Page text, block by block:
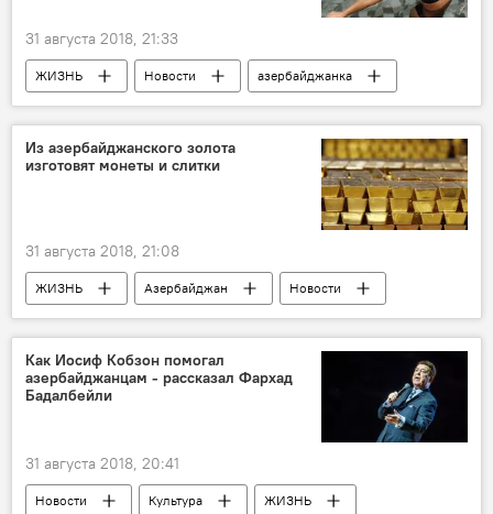
31 августа 2018, 21:33
ЖИЗНЬ Новости
азербайджанка
купальник
Из азербайджанского золота
изготовят монеты и слитки
31 августа 2018, 21:08
ЖИЗНЬ Азербайджан
Новости
Экономика
золото
Монеты
слиток
Как Иосиф Кобзон помогал
азербайджанцам - рассказал Фархад
Бадалбейли
31 августа 2018, 20:41
Новости Культура
ЖИЗНЬ